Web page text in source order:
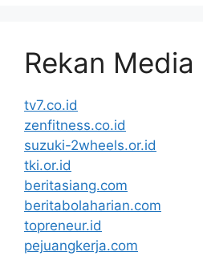
Rekan Media
tv7.co.id
zenfitness.co.id
suzuki-2wheels.or.id
tki.or.id
beritasiang.com
beritabolaharian.com
topreneur.id
pejuangkerja.com